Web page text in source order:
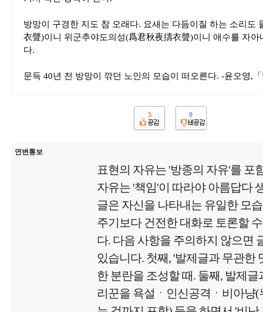
방망이 구경한 지도 참 오래다. 요새는 다듬이질 하는 소리도
衣聲)이니 위군추야도의성(爲君秋夜擣衣聲)이니 애수를 자
다.
문득 40년 전 방망이 깎던 노인의 모습이 떠오른다. -윤오영,
5 0
연변통보
표현의 자유는 '방종의 자유'를 포
자유는 '책임'이 따라야 아름답다
글은 자신을 나타내는 유일한 모
주기보다 건전한 대화로 토론할
다. 다음 사항을 주의하지 않으면
있습니다. 첫째, '발제글과 무관한
한 분란을 조성할 때. 둘째, 발제
리꾼을 욕설ㆍ인신공격ㆍ비아냥